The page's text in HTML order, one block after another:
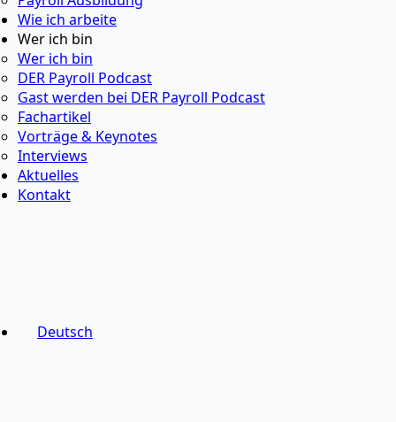
Wie ich arbeite
Wer ich bin
Wer ich bin
DER Payroll Podcast
Gast werden bei DER Payroll Podcast
Fachartikel
Vorträge & Keynotes
Interviews
Aktuelles
Kontakt
Deutsch